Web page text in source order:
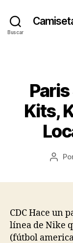
Buscar
Kits,
Autor
CDC Hace un
línea de Nike
(fútbol